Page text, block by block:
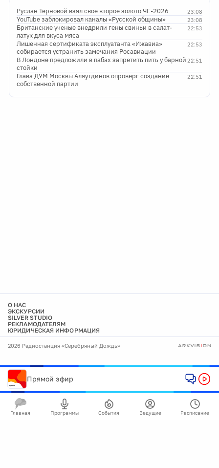
23:08
Руслан Терновой взял свое второе золото ЧЕ-2026
23:08
YouTube заблокировал каналы «Русской общины»
22:53
Британские ученые внедрили гены свиньи в салат-
латук для вкуса мяса
22:53
Лишенная сертификата эксплуатанта «Ижавиа»
собирается устранить замечания Росавиации
22:51
В Лондоне предложили в пабах запретить пить у барной
стойки
22:51
Глава ДУМ Москвы Аляутдинов опроверг создание
собственной партии
О НАС
ЭКСКУРСИИ
SILVER STUDIO
РЕКЛАМОДАТЕЛЯМ
ЮРИДИЧЕСКАЯ ИНФОРМАЦИЯ
2026 Радиостанция «Серебряный Дождь»
Прямой эфир
Главная Программы События Ведущие Расписание